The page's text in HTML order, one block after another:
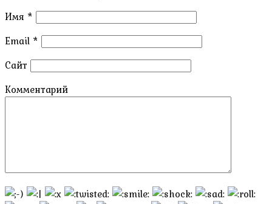
Имя *
Email *
Сайт
Комментарий